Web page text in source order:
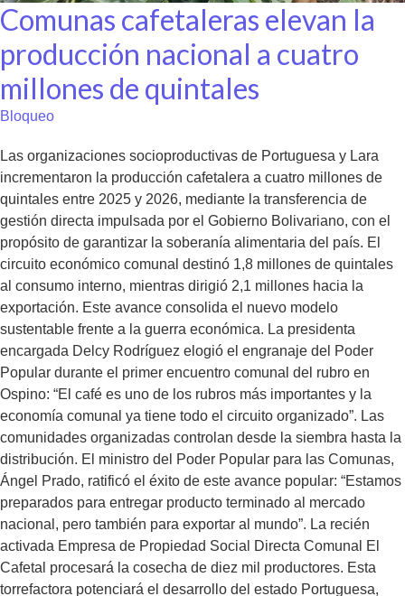
Comunas cafetaleras elevan la
producción nacional a cuatro
millones de quintales
Bloqueo
Las organizaciones socioproductivas de Portuguesa y Lara
incrementaron la producción cafetalera a cuatro millones de
quintales entre 2025 y 2026, mediante la transferencia de
gestión directa impulsada por el Gobierno Bolivariano, con el
propósito de garantizar la soberanía alimentaria del país. El
circuito económico comunal destinó 1,8 millones de quintales
al consumo interno, mientras dirigió 2,1 millones hacia la
exportación. Este avance consolida el nuevo modelo
sustentable frente a la guerra económica. La presidenta
encargada Delcy Rodríguez elogió el engranaje del Poder
Popular durante el primer encuentro comunal del rubro en
Ospino: “El café es uno de los rubros más importantes y la
economía comunal ya tiene todo el circuito organizado”. Las
comunidades organizadas controlan desde la siembra hasta la
distribución. El ministro del Poder Popular para las Comunas,
Ángel Prado, ratificó el éxito de este avance popular: “Estamos
preparados para entregar producto terminado al mercado
nacional, pero también para exportar al mundo”. La recién
activada Empresa de Propiedad Social Directa Comunal El
Cafetal procesará la cosecha de diez mil productores. Esta
torrefactora potenciará el desarrollo del estado Portuguesa,